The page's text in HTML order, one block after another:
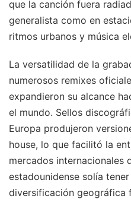
que la canción fuera
generalista como en
ritmos urbanos y música
La versatilidad de la
numerosos remixes
expandieron su alcance
el mundo. Sellos
Europa produjeron
house, lo que facilitó la
mercados internacionales
estadounidense solía
diversificación geográfica